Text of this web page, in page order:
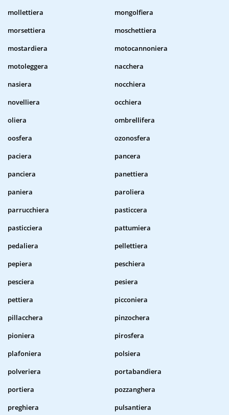
mollettiera
mongolfiera
morsettiera
moschettiera
mostardiera
motocannoniera
motoleggera
nacchera
nasiera
nocchiera
novelliera
occhiera
oliera
ombrellifera
oosfera
ozonosfera
paciera
pancera
panciera
panettiera
paniera
paroliera
parrucchiera
pasticcera
pasticciera
pattumiera
pedaliera
pellettiera
pepiera
peschiera
pesciera
pesiera
pettiera
picconiera
pillacchera
pinzochera
pioniera
pirosfera
plafoniera
polsiera
polveriera
portabandiera
portiera
pozzanghera
preghiera
pulsantiera